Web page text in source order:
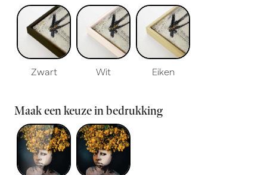
Zwart Wit Eiken
Maak een keuze in bedrukking